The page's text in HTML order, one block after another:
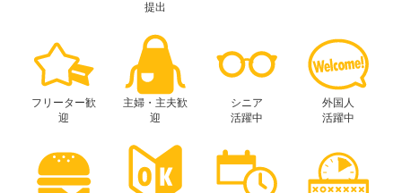
提出
フリーター歓
迎
主婦・主夫歓
迎
シニア
活躍中
外国人
活躍中